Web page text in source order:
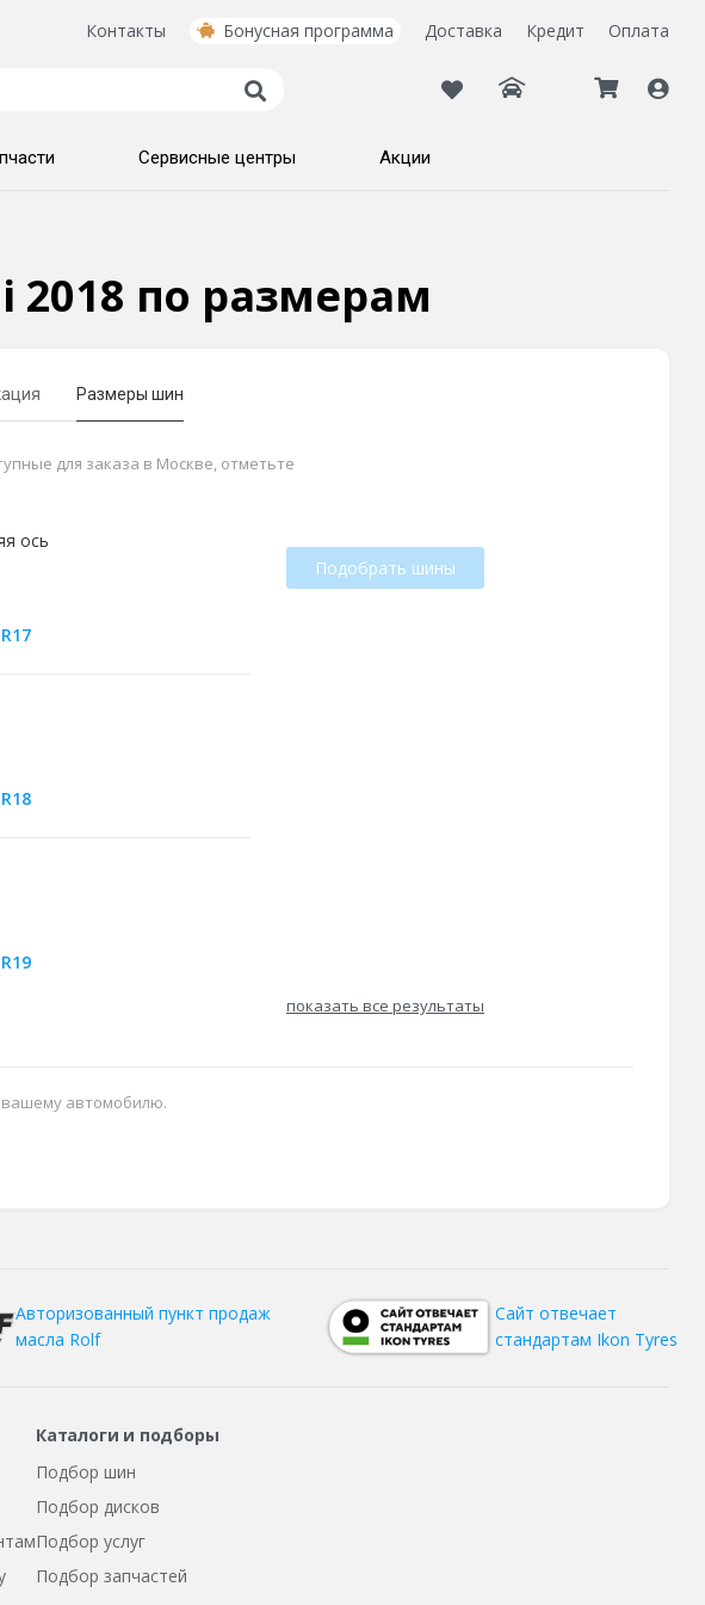
Контакты Бонусная программа Доставка Кредит Оплата
Сервисные центры Акции
2018 по размерам
Размеры шин
для заказа в Москве, отметьте
ось
Подобрать шины
показать все результаты
вашему автомобилю.
Авторизованный пункт продаж
масла Rolf
Сайт отвечает
стандартам Ikon Tyres
Каталоги и подборы
Подбор шин
Подбор дисков
Подбор услуг
Подбор запчастей